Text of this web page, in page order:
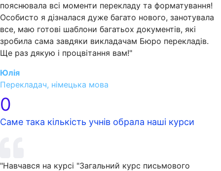
пояснювала всі моменти перекладу та форматування!
Особисто я дізналася дуже багато нового, занотувала
все, маю готові шаблони багатьох документів, які
зробила сама завдяки викладачам Бюро перекладів.
Ще раз дякую і процвітання вам!"
Юлія
Перекладач, німецька мова
0
Саме така кількість учнів обрала наші курси
"Навчався на курсі "Загальний курс письмового